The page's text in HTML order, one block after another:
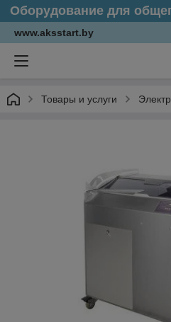
Оборудование для
www.aksstart.by
Товары и услуги